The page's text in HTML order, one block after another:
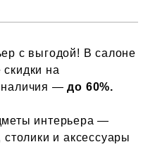
с выгодой! В салоне
на
наличия —до 60%.
интерьера —
и аксессуары